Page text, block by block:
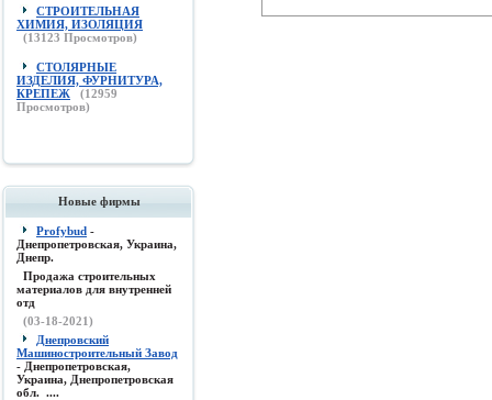
СТРОИТЕЛЬНАЯ
ХИМИЯ, ИЗОЛЯЦИЯ
(13123 Просмотров)
СТОЛЯРНЫЕ
ИЗДЕЛИЯ, ФУРНИТУРА,
КРЕПЕЖ
(12959
Просмотров)
Новые фирмы
Profybud -
Днепропетровская, Украина,
Днепр.
Продажа строительных
материалов для внутренней
отд
(03-18-2021)
Днепровский
Машиностроительный Завод
- Днепропетровская,
Украина, Днепропетровская
обл. ....